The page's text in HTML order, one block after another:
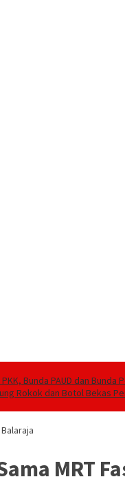
Bunda PAUD dan
Rokok dan Botol Bekas
MRT